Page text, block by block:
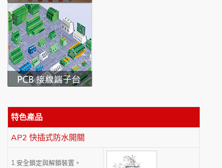
特色產品
AP2 快插式防水開關
1.安全鎖定與解鎖裝置。